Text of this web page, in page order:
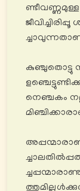
ണ്ടീവണ്ണമുള്ള
കുഞ്ചുതൊട്ടു
നെഞ്ചകം